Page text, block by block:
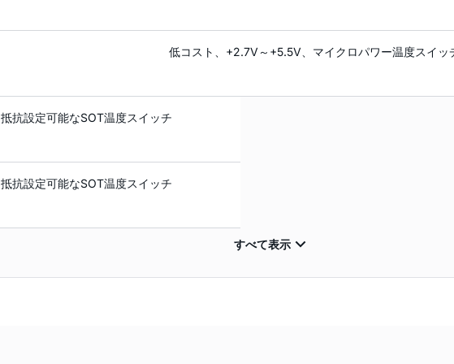
低コスト、+2.7V～+5.5V、マイクロパワー温度スイッ
抵抗設定可能なSOT温度スイッチ
抵抗設定可能なSOT温度スイッチ